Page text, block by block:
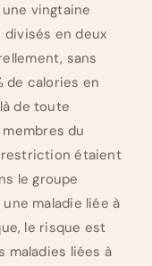
vingtaine
divisés en deux
sans
de calories en
de toute
du
restriction étaient
le groupe
maladie liée à
le risque est
maladies liées à